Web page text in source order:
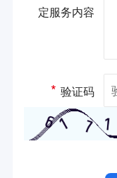
科技志愿服务队
服务队活动
定服务内容
*验证码